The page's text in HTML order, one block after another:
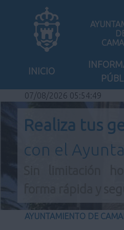
INICIO
07/08/2026 05:54:49
Realiza tus
con el
AYUNTAMIENTO DE